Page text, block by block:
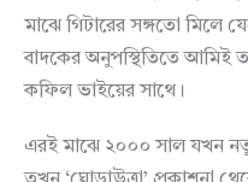
মাঝে গিটারের সঙ্গতো মিলে
বাদকের অনুপস্থিতিতে আমিই
কফিল ভাইয়ের সাথে।
এরই মাঝে ২০০০ সাল যখন